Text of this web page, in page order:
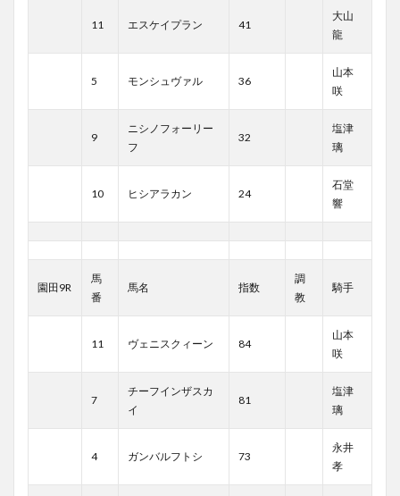
11 エスケイプラン 41
大山
龍
5 モンシュヴァル 36
山本
咲
9
ニシノフォーリー
フ
32
塩津
璃
10 ヒシアラカン 24
石堂
響
園田9R
馬
番
馬名 指数
調
教
騎手
11 ヴェニスクィーン 84
山本
咲
7
チーフインザスカ
イ
81
塩津
璃
4 ガンバルフトシ 73
永井
孝